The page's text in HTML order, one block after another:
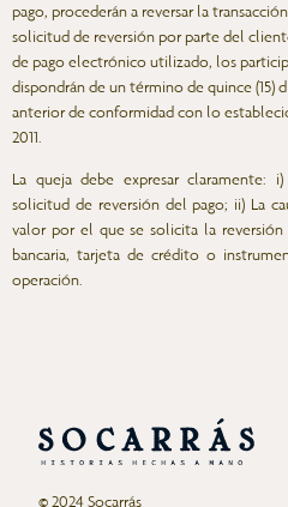
pago, procederán a reversar la
solicitud de reversión por parte del
de pago electrónico utilizado, los
dispondrán de un término de quince (15)
anterior de conformidad con lo
2011.
La queja debe expresar claramente:
solicitud de reversión del pago; ii) La
valor por el que se solicita la
bancaria, tarjeta de crédito o
operación.
© 2024 Socarrás